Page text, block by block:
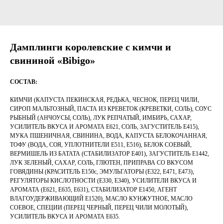
Дамплинги королевские с кимчи и
свининой «Bibigo»
СОСТАВ:
КИМЧИ (КАПУСТА ПЕКИНСКАЯ, РЕДЬКА, ЧЕСНОК, ПЕРЕЦ ЧИЛИ,
СИРОП МАЛЬТОЗНЫЙ, ПАСТА ИЗ КРЕВЕТОК (КРЕВЕТКИ, СОЛЬ), СОУС
РЫБНЫЙ (АНЧОУСЫ, СОЛЬ), ЛУК РЕПЧАТЫЙ, ИМБИРЬ, САХАР,
УСИЛИТЕЛЬ ВКУСА И АРОМАТА Е621, СОЛЬ, ЗАГУСТИТЕЛЬ Е415),
МУКА ПШЕНИЧНАЯ, СВИНИНА, ВОДА, КАПУСТА БЕЛОКОЧАННАЯ,
ТОФУ (ВОДА, СОЯ, УПЛОТНИТЕЛИ Е511, Е516), БЕЛОК СОЕВЫЙ,
ВЕРМИШЕЛЬ ИЗ БАТАТА (СТАБИЛИЗАТОР Е401), ЗАГУСТИТЕЛЬ Е1442,
ЛУК ЗЕЛЕНЫЙ, САХАР, СОЛЬ, ГЛЮТЕН, ПРИПРАВА СО ВКУСОМ
ГОВЯДИНЫ (КРАСИТЕЛЬ Е150с, ЭМУЛЬГАТОРЫ (Е322, Е471, Е473),
РЕГУЛЯТОРЫ КИСЛОТНОСТИ (Е330, Е340), УСИЛИТЕЛИ ВКУСА И
АРОМАТА (Е621, Е635, Е631), СТАБИЛИЗАТОР Е1450, АГЕНТ
ВЛАГОУДЕРЖИВАЮЩИЙ Е1520), МАСЛО КУНЖУТНОЕ, МАСЛО
СОЕВОЕ, СПЕЦИИ (ПЕРЕЦ ЧЕРНЫЙ, ПЕРЕЦ ЧИЛИ МОЛОТЫЙ),
УСИЛИТЕЛЬ ВКУСА И АРОМАТА Е635.